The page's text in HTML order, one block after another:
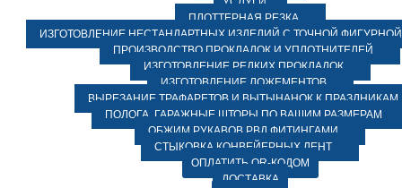
ПЛОТТЕРНАЯ РЕЗКА
ИЗГОТОВЛЕНИЕ НЕСТАНДАРТНЫХ ИЗДЕЛИЙ С ТОЧНОЙ ФИГУРНОЙ
ПРОИЗВОДСТВО ПРОКЛАДОК И УПЛОТНИТЕЛЕЙ
ИЗГОТОВЛЕНИЕ РЕДКИХ ПРОКЛАДОК
ИЗГОТОВЛЕНИЕ ЛОЖЕМЕНТОВ
ВЫРЕЗАНИЕ ТРАФАРЕТОВ И ВЫТЫНАНОК К ПРАЗДНИКАМ
ПОЛОГА, ГАРАЖНЫЕ ШТОРЫ ПО ВАШИМ РАЗМЕРАМ
ОБЖИМ РУКАВОВ РВД ФИТИНГАМИ
СТЫКОВКА КОНВЕЙЕРНЫХ ЛЕНТ
ОПЛАТИТЬ QR-КОДОМ
ДОСТАВКА